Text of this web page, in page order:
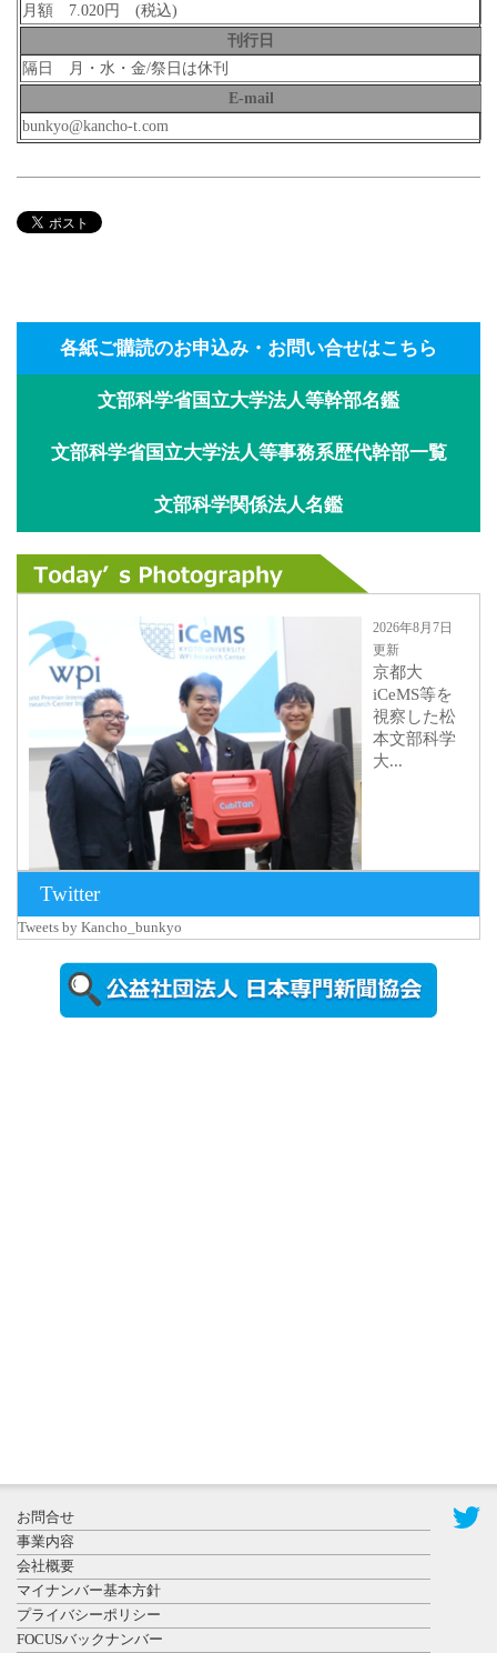
月額 7.020円 (税込)
刊行日
隔日 月・水・金/祭日は休刊
E-mail
bunkyo@kancho-t.com
各紙ご購読のお申込み・お問い合せはこちら
文部科学省国立大学法人等幹部名鑑
文部科学省国立大学法人等事務系歴代幹部一覧
文部科学関係法人名鑑
2026年8月7日
更新
京都大
iCeMS等を
視察した松
本文部科学
大...
2026年8月5日
更新
農工大で大
登録有形文
化財となっ
た東北大植
物園八...
Twitter
Tweets by Kancho_bunkyo
お問合せ
事業内容
会社概要
マイナンバー基本方針
プライバシーポリシー
FOCUSバックナンバー